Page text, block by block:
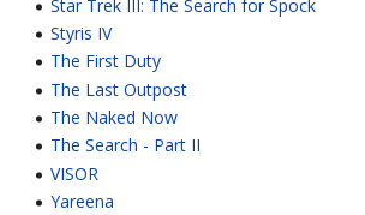
Star Trek III: The Search for Spock
Styris IV
The First Duty
The Last Outpost
The Naked Now
The Search - Part II
VISOR
Yareena